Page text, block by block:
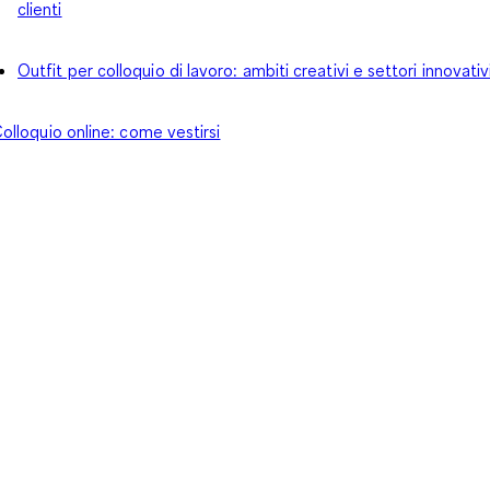
clienti
Outfit per colloquio di lavoro: ambiti creativi e settori
online: come vestirsi